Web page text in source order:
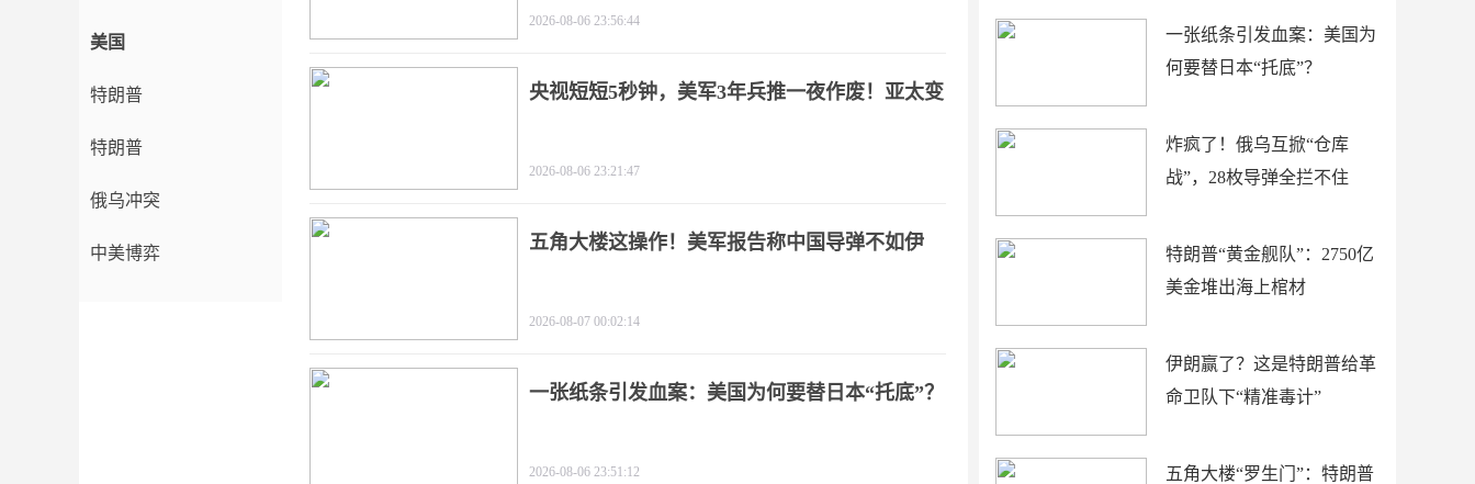
一张纸条引发血案：美国为
何要替日本“托底”？
炸疯了！俄乌互掀“仓库
战”，28枚导弹全拦不住
特朗普“黄金舰队”：2750亿
美金堆出海上棺材
伊朗赢了？这是特朗普给革
命卫队下“精准毒计”
五角大楼“罗生门”：特朗普
美国
特朗普
特朗普
俄乌冲突
中美博弈
2026-08-06 23:56:44
央视短短5秒钟，美军3年兵推一夜作废！亚太变
2026-08-06 23:21:47
五角大楼这操作！美军报告称中国导弹不如伊
2026-08-07 00:02:14
一张纸条引发血案：美国为何要替日本“托底”？
2026-08-06 23:51:12